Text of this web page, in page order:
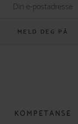
MELD DEG PÅ
KOMPETANSE